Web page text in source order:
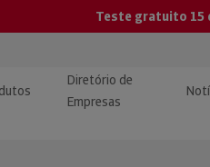
Teste gratuito 15
Diretório de
Empresas